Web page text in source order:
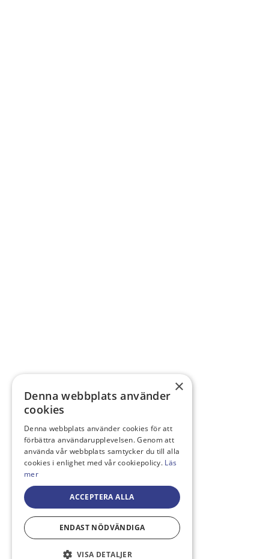
×
Denna webbplats använder
cookies
Denna webbplats använder cookies för att
förbättra användarupplevelsen. Genom att
använda vår webbplats samtycker du till alla
cookies i enlighet med vår cookiepolicy. Läs
mer
ACCEPTERA ALLA
ENDAST NÖDVÄNDIGA
VISA DETALJER